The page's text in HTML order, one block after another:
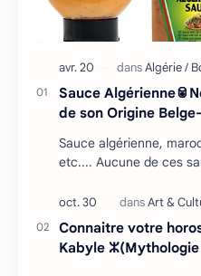
Sauce
de son Origine
Sauce algérienne,
etc.... Aucune de ces
Connaitre votre
Kabyle